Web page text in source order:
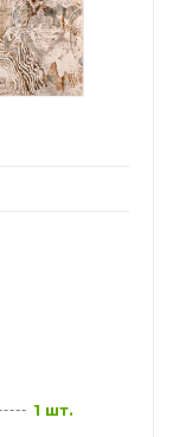
1 шт.